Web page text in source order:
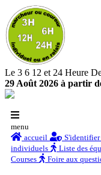
Le 3 6 12 et 24 Heure
29 Août 2026 à partir
menu
accueil
S'identifier
individuels
Liste des
Courses
Foire aux